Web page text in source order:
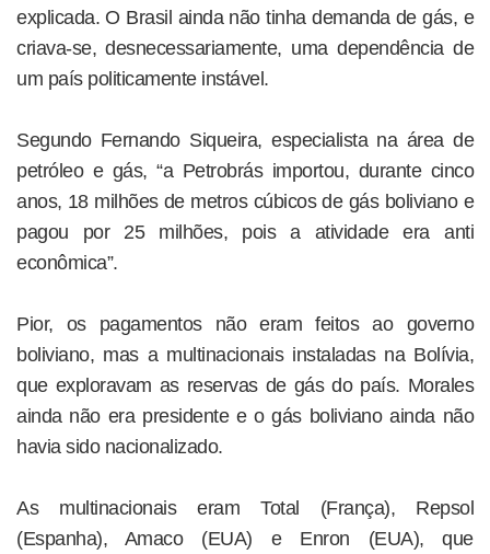
explicada. O Brasil ainda não tinha demanda de gás, e
criava-se, desnecessariamente, uma dependência de
um país politicamente instável.
Segundo Fernando Siqueira, especialista na área de
petróleo e gás, “a Petrobrás importou, durante cinco
anos, 18 milhões de metros cúbicos de gás boliviano e
pagou por 25 milhões, pois a atividade era anti
econômica”.
Pior, os pagamentos não eram feitos ao governo
boliviano, mas a multinacionais instaladas na Bolívia,
que exploravam as reservas de gás do país. Morales
ainda não era presidente e o gás boliviano ainda não
havia sido nacionalizado.
As multinacionais eram Total (França), Repsol
(Espanha), Amaco (EUA) e Enron (EUA), que